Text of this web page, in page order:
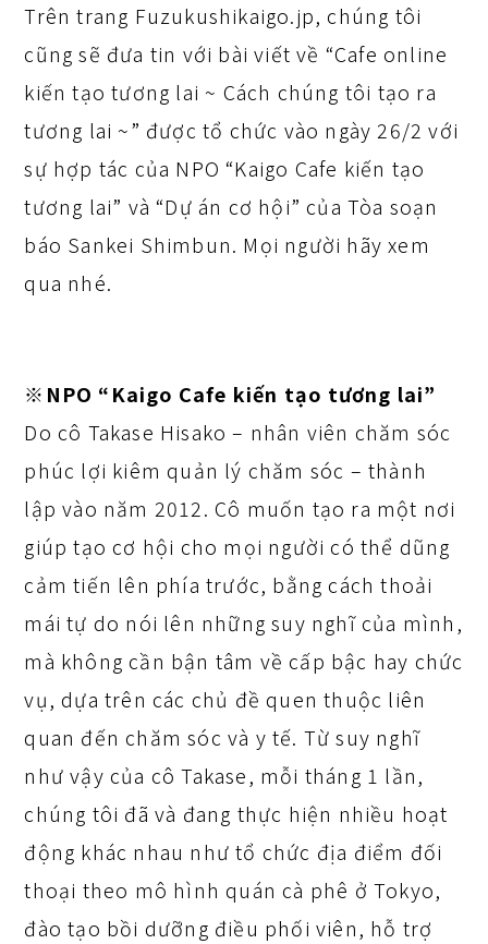
Trên trang Fuzukushikaigo.jp, chúng tôi
cũng sẽ đưa tin với bài viết về “Cafe online
kiến tạo tương lai ~ Cách chúng tôi tạo ra
tương lai ~” được tổ chức vào ngày 26/2 với
sự hợp tác của NPO “Kaigo Cafe kiến tạo
tương lai” và “Dự án cơ hội” của Tòa soạn
báo Sankei Shimbun. Mọi người hãy xem
qua nhé.
※NPO “Kaigo Cafe kiến tạo tương lai”
Do cô Takase Hisako – nhân viên chăm sóc
phúc lợi kiêm quản lý chăm sóc – thành
lập vào năm 2012. Cô muốn tạo ra một nơi
giúp tạo cơ hội cho mọi người có thể dũng
cảm tiến lên phía trước, bằng cách thoải
mái tự do nói lên những suy nghĩ của mình,
mà không cần bận tâm về cấp bậc hay chức
vụ, dựa trên các chủ đề quen thuộc liên
quan đến chăm sóc và y tế. Từ suy nghĩ
như vậy của cô Takase, mỗi tháng 1 lần,
chúng tôi đã và đang thực hiện nhiều hoạt
động khác nhau như tổ chức địa điểm đối
thoại theo mô hình quán cà phê ở Tokyo,
đào tạo bồi dưỡng điều phối viên, hỗ trợ